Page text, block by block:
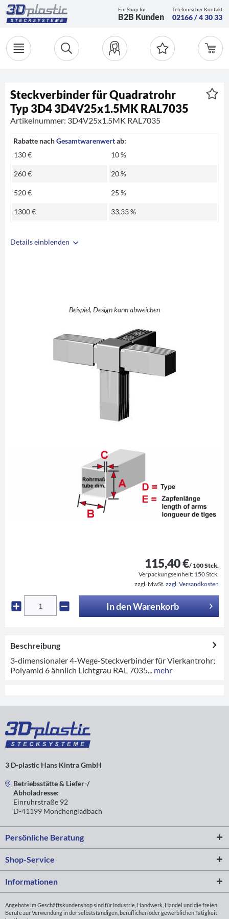
Ein Shop für
B2B Kunden
Telefonischer Kontakt
02166 / 4 30 33
Details einblenden
T +1 (T-Stück mitBeispiel, Design kann abweichen
Steckverbinder für Quadratrohr
Typ 3D4 3D4V25x1.5MK RAL7035
Artikelnummer: 3D4V25x1.5MK RAL7035
Rabatte nachGesamtwarenwertab:
130 €
10 %
260 € 20 %
520 € 25 %
1300 € 33,33 %
115,40 €/ 100 Stck.
Verpackungseinheit: 150 Stck.
zzgl. MwSt. zzgl. Versandkosten
In denWarenkorb
Beschreibung
3-dimensionaler 4-Wege-Steckverbinder für Vierkantrohr;
Polyamid 6 ähnlich Lichtgrau RAL 7035...
mehr
3 D-plastic Hans Kintra GmbH
Betriebsstätte & Liefer-/
Abholadresse:
Einruhrstraße 92
D-41199 Mönchengladbach
Persönliche Beratung
Shop-Service
Informationen
Angebote im Geschäftskundenshop sind für Industrie, Handwerk, Handel und die freien
Berufe zur Verwendung in der selbstständigen, beruflichen oder gewerblichen Tätigkeit